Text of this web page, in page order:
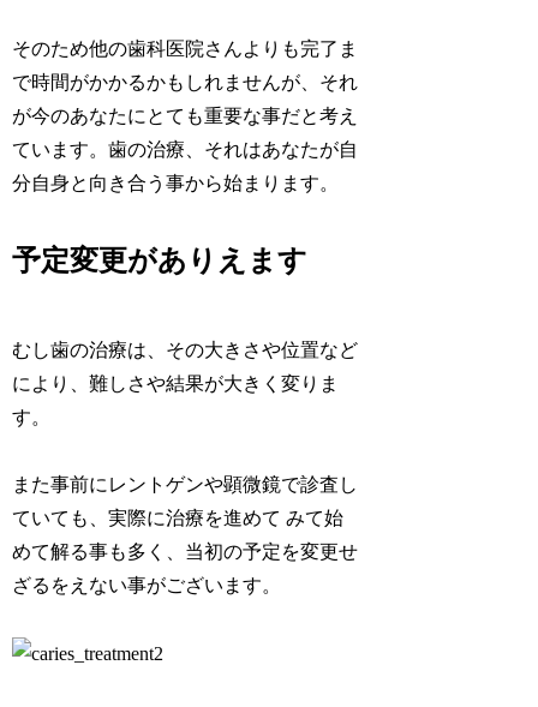
そのため他の歯科医院さんよりも完了ま
で時間がかかるかもしれませんが、それ
が今のあなたにとても重要な事だと考え
ています。歯の治療、それはあなたが自
分自身と向き合う事から始まります。
予定変更がありえます
むし歯の治療は、その大きさや位置など
により、難しさや結果が大きく変りま
す。
また事前にレントゲンや顕微鏡で診査し
ていても、実際に治療を進めて みて始
めて解る事も多く、当初の予定を変更せ
ざるをえない事がございます。